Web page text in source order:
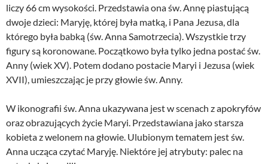
liczy 66 cm wysokości. Przedstawia ona św. Annę piastującą
dwoje dzieci: Maryję, której była matką, i Pana Jezusa, dla
którego była babką (św. Anna Samotrzecia). Wszystkie trzy
figury są koronowane. Początkowo była tylko jedna postać św.
Anny (wiek XV). Potem dodano postacie Maryi i Jezusa (wiek
XVII), umieszczając je przy głowie św. Anny.
W ikonografii św. Anna ukazywana jest w scenach z apokryfów
oraz obrazujących życie Maryi. Przedstawiana jako starsza
kobieta z welonem na głowie. Ulubionym tematem jest św.
Anna ucząca czytać Maryję. Niektóre jej atrybuty: palec na